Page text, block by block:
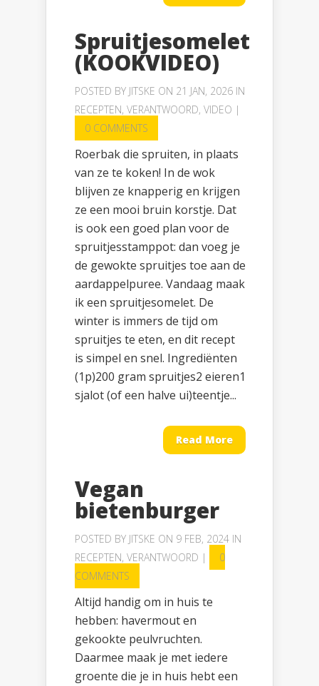
Spruitjesomelet
(KOOKVIDEO)
POSTED BY JITSKE ON 21 JAN, 2026 IN
RECEPTEN, VERANTWOORD, VIDEO |
0 COMMENTS
Roerbak die spruiten, in plaats
van ze te koken! In de wok
blijven ze knapperig en krijgen
ze een mooi bruin korstje. Dat
is ook een goed plan voor de
spruitjesstamppot: dan voeg je
de gewokte spruitjes toe aan de
aardappelpuree. Vandaag maak
ik een spruitjesomelet. De
winter is immers de tijd om
spruitjes te eten, en dit recept
is simpel en snel. Ingrediënten
(1p)200 gram spruitjes2 eieren1
sjalot (of een halve ui)teentje...
Read More
Vegan
bietenburger
POSTED BY JITSKE ON 9 FEB, 2024 IN
RECEPTEN, VERANTWOORD |
0
COMMENTS
Altijd handig om in huis te
hebben: havermout en
gekookte peulvruchten.
Daarmee maak je met iedere
groente die je in huis hebt een